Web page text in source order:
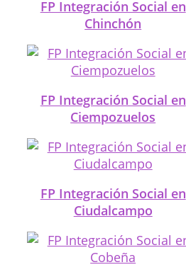
FP Integración Social en
Chinchón
FP Integración Social en
Ciempozuelos
FP Integración Social en
Ciudalcampo